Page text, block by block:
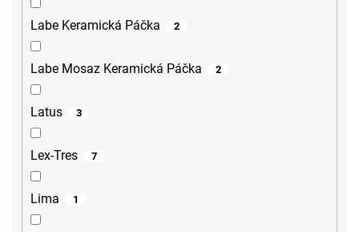
Labe Keramická Páčka 2
Labe Mosaz Keramická Páčka 2
Latus 3
Lex-Tres 7
Lima 1